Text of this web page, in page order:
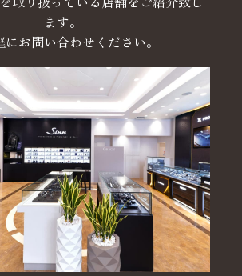
ます。
にお問い合わせください。